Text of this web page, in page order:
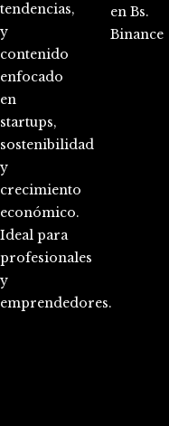
tendencias,
y
contenido
enfocado
en
startups,
sostenibilidad
y
crecimiento
económico.
Ideal para
profesionales
y
emprendedores.
en Bs.
Binance